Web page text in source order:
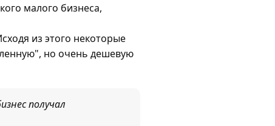
малого бизнеса,
из этого некоторые
но очень дешевую
получал